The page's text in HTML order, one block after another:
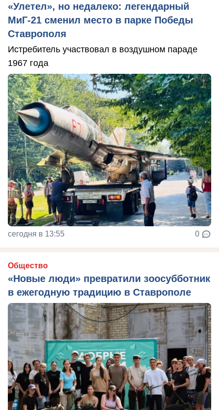
«Улетел», но недалеко: легендарный
МиГ-21 сменил место в парке Победы
Ставрополя
Истребитель участвовал в воздушном параде
1967 года
сегодня в 13:55 0
Общество
«Новые люди» превратили зоосубботник
в ежегодную традицию в Ставрополе